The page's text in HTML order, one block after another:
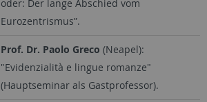
oder: Der lange Abschied vom
Eurozentrismus”.
Prof. Dr. Paolo Greco (Neapel):
"Evidenzialità e lingue romanze"
(Hauptseminar als Gastprofessor).